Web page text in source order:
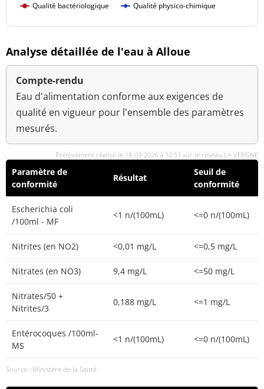
Qualité bactériologique Qualité physico-chimique
Analyse détaillée de l'eau à Alloue
Compte-rendu
Eau d'alimentation conforme aux exigences de
qualité en vigueur pour l'ensemble des paramètres
mesurés.
Prélèvement réalisé le 18-03-2026 à 12:51 sur le réseau LA VERGNE
Paramètre de
conformité
Résultat
Seuil de
conformité
Escherichia coli
/100ml - MF
<1 n/(100mL) <=0 n/(100mL)
Nitrites (en NO2) <0,01 mg/L <=0,5 mg/L
Nitrates (en NO3) 9,4 mg/L <=50 mg/L
Nitrates/50 +
Nitrites/3
0,188 mg/L <=1 mg/L
Entérocoques /100ml-
MS
<1 n/(100mL) <=0 n/(100mL)
Source : Ministère de la Santé